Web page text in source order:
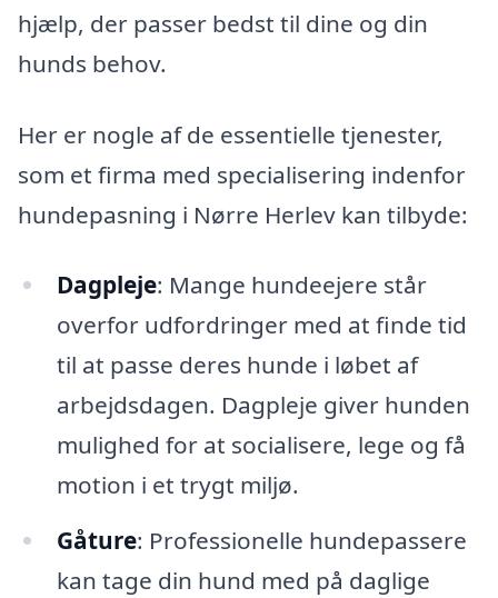
hjælp, der passer bedst til dine og din
hunds behov.
Her er nogle af de essentielle tjenester,
som et firma med specialisering indenfor
hundepasning i Nørre Herlev kan tilbyde:
Dagpleje: Mange hundeejere står
overfor udfordringer med at finde tid
til at passe deres hunde i løbet af
arbejdsdagen. Dagpleje giver hunden
mulighed for at socialisere, lege og få
motion i et trygt miljø.
Gåture: Professionelle hundepassere
kan tage din hund med på daglige